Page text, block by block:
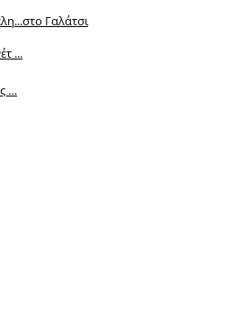
Γαλάτσι
...
…